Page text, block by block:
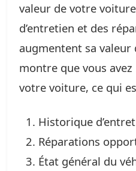
valeur de votre
d’entretien et des
augmentent sa valeur
montre que vous
votre voiture, ce qui
Historique
Réparations
État général du